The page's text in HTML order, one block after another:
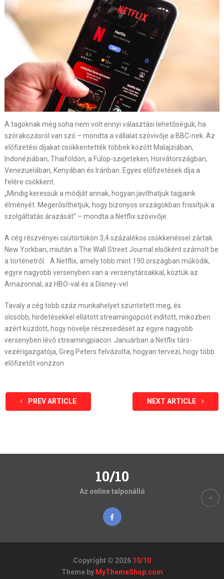
A tagoknak még soha nem volt ennyi választási lehetőségük, ha
szórakozásról van szó – mondta a vállalat szóvivője a BBC-nek. Az
előfizetési díjakat csökkentették többek között Malajziában,
Indonéziában, Thaiföldön, a Fülöp-szigeteken, Horvátországban,
Venezuelában, Kenyában és Iránban. Egyes előfizetések díja a
felére csökkent.
„Mindig keressük a módját annak, hogyan javíthatjuk tagjaink
élményét. Megerősíthetjük, hogy bizonyos országokban frissítjük a
szolgáltatás árazását” – mondta a Netflix szóvivője.
A cég részvényei csütörtökön 3,4 százalékos csökkenéssel zártak
New Yorkban, miután a The Wall Street Journal elsőként számolt be
a történetről. A Netflix, amely több mint 190 országban működik,
egyre nagyobb versenyben van a versenytársakkal, köztük az
Amazonnal, az HBO-val és a Disney-vel.
Tavaly a cég több száz munkahelyet szüntetett meg, és
olcsóbb, hirdetésekkel ellátott streamingopciót indított, miközben
azért küzdött, hogy növelje részesedését az egyre nagyobb
versenyben lévő streamingpiacon. Januárban a Netflix társ-
vezérigazgatója, Greg Peters felvázolta, hogyan tervezi, hogy több
előfizetőt vonzzon.
PREV ARTICLE NEXT ARTICLE
10/10
Az online talponálló
Copyright © 2026 10/10
Theme by MyThemeShop.com